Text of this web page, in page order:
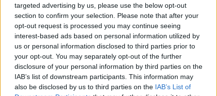
targeted advertising by us, please use the below opt-out
section to confirm your selection. Please note that after your
opt-out request is processed you may continue seeing
interest-based ads based on personal information utilized by
us or personal information disclosed to third parties prior to
your opt-out. You may separately opt-out of the further
disclosure of your personal information by third parties on the
IAB’s list of downstream participants. This information may
also be disclosed by us to third parties on the IAB’s List of
retrospektivno razstavo »Sila zvoka – Ritem časa
/ The Stroj 1997–2017«, nato pa se bodo skupaj s
sedanjimi in nekdanjimi člani zasedbe podali na
popotovanje skozi glasbeno zgodovino skupine
The Stroj.